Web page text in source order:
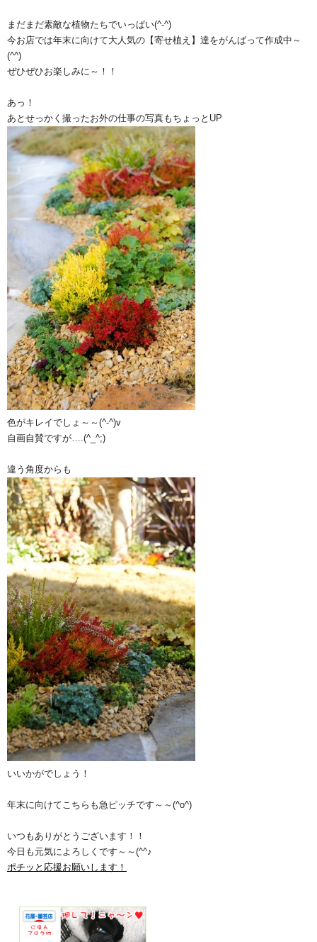
まだまだ素敵な植物たちでいっぱい(^-^)
今お店では年末に向けて大人気の【寄せ植え】達をがんばって作成中～
(^^)
ぜひぜひお楽しみに～！！
あっ！
あとせっかく撮ったお外の仕事の写真もちょっとUP
色がキレイでしょ～～(^-^)v
自画自賛ですが….(^_^;)
違う角度からも
いいかがでしょう！
年末に向けてこちらも急ピッチです～～(^o^)
いつもありがとうございます！！
今日も元気によろしくです～～(^^♪
ポチッと応援お願いします！